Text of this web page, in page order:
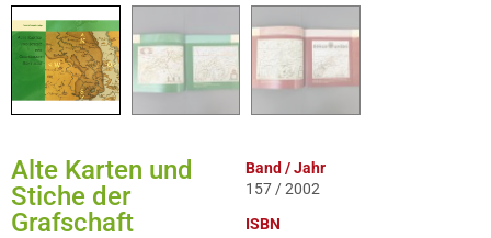
Alte Karten und
Stiche der
Grafschaft
Band / Jahr
157 / 2002
ISBN